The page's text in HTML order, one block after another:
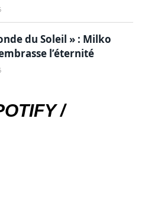
du Soleil » : Milko
l’éternité
/